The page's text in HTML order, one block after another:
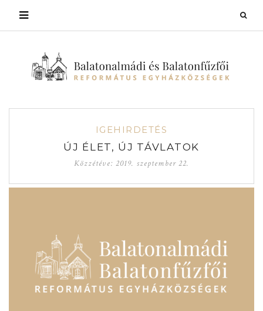
IGEHIRDETÉS
ÚJ ÉLET, ÚJ TÁVLATOK
Közzétéve: 2019. szeptember 22.